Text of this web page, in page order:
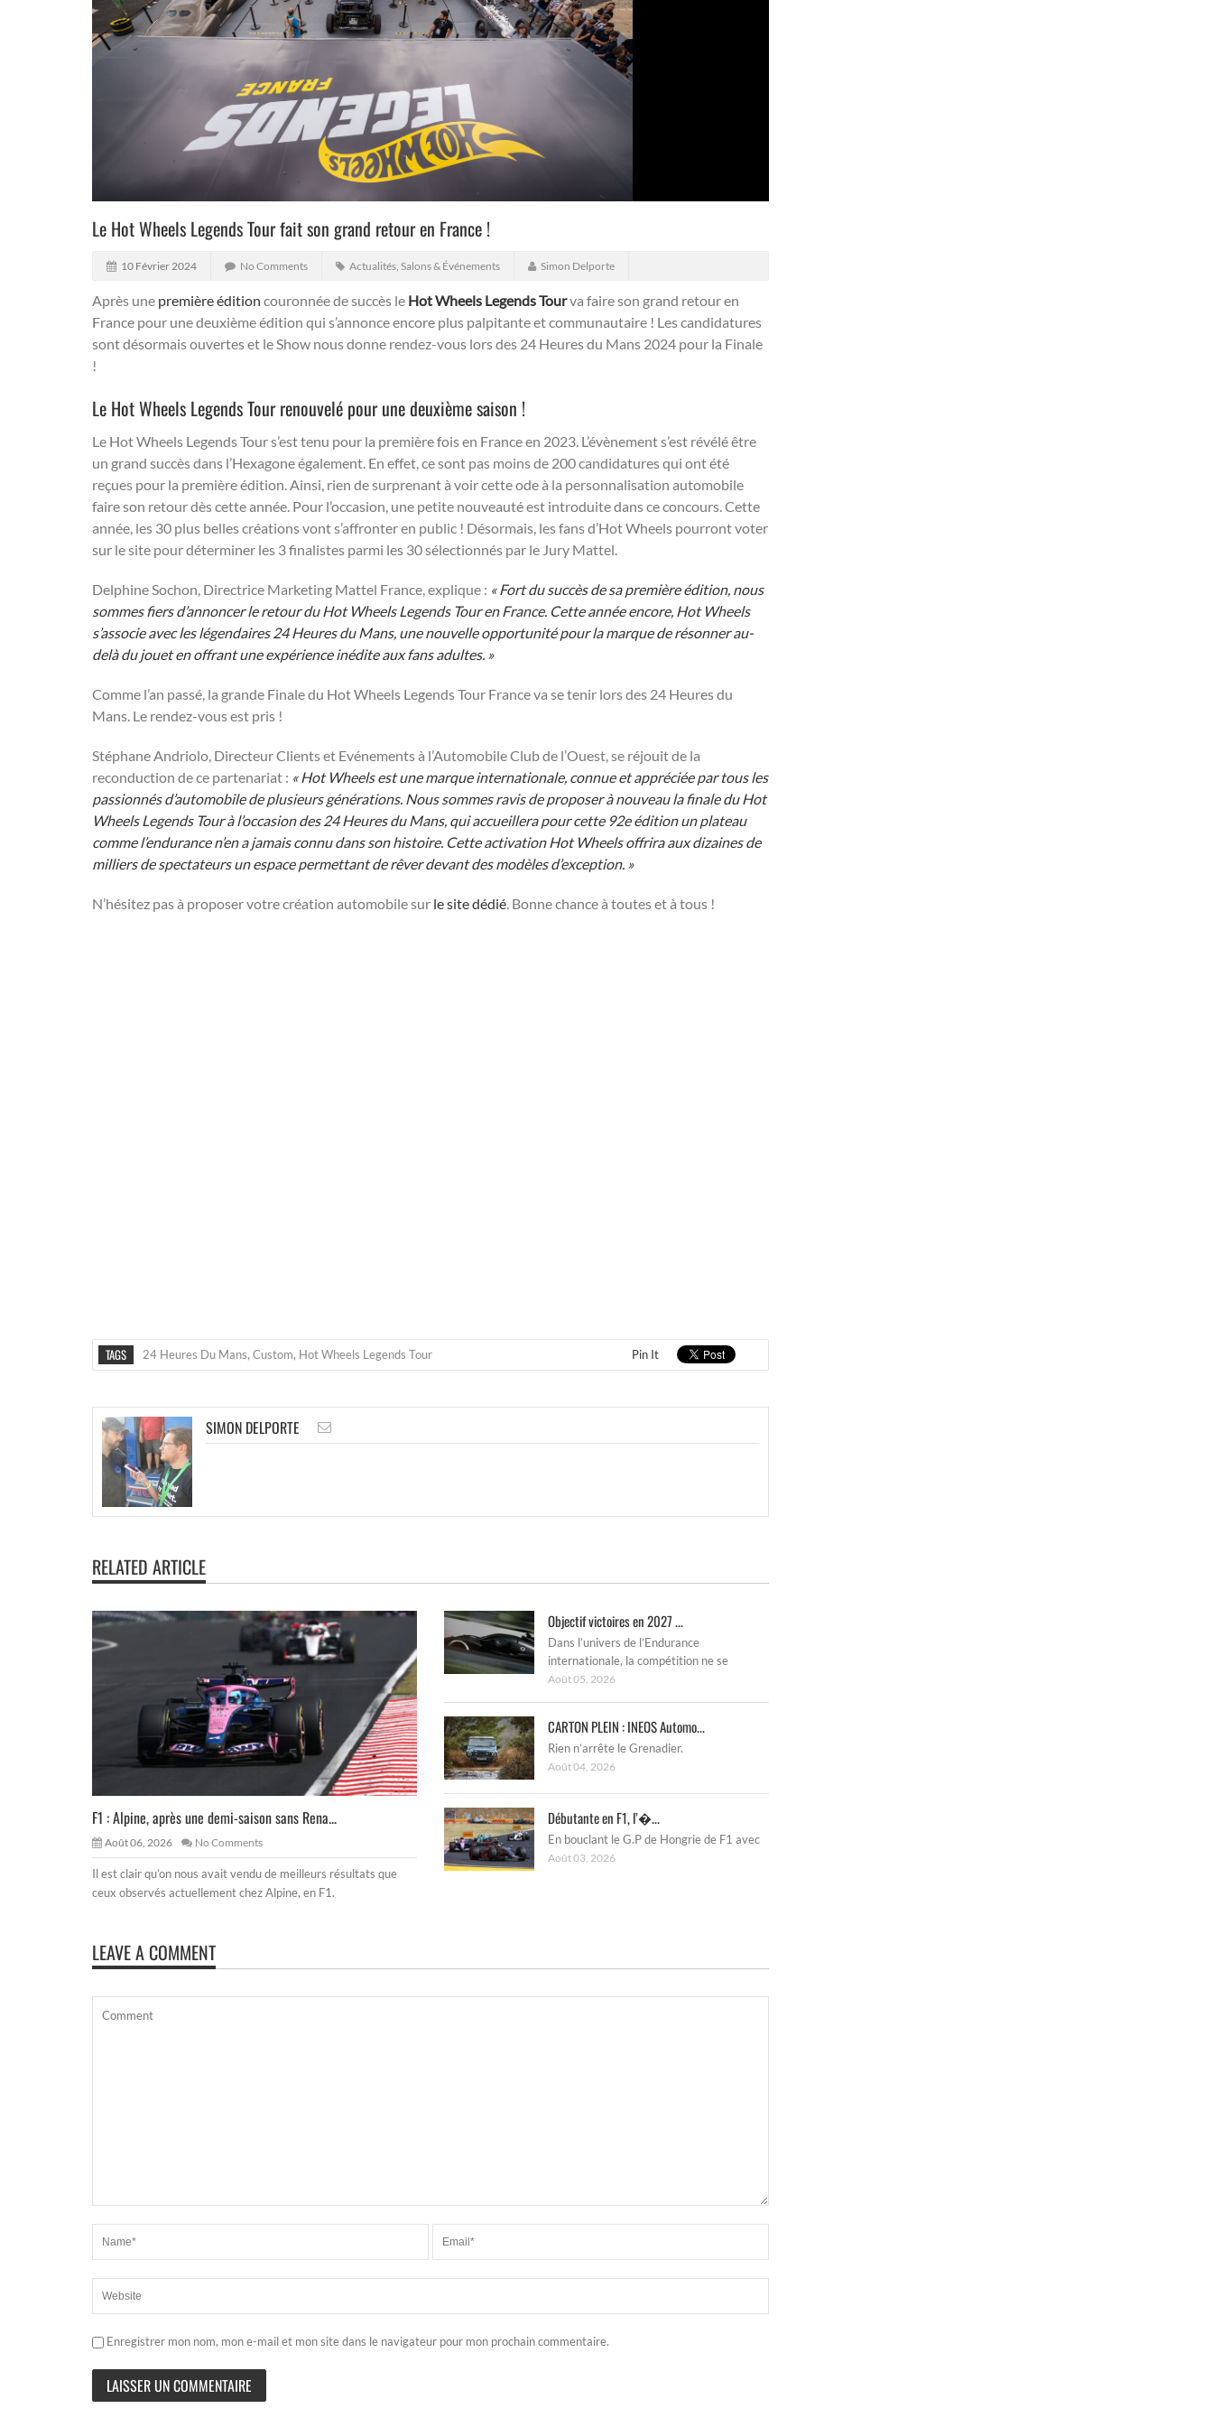
Le Hot Wheels Legends Tour fait son grand retour en France !
10 Février 2024 No Comments Actualités, Salons & Événements Simon Delporte
Après une première édition couronnée de succès le Hot Wheels Legends Tourva faire son grand retour en
France pour une deuxième édition qui s’annonce encore plus palpitante et communautaire ! Les candidatures
sont désormais ouvertes et le Show nous donne rendez-vous lors des 24 Heures du Mans 2024 pour la Finale
!
Le Hot Wheels Legends Tour renouvelé pour une deuxième saison !
Le Hot Wheels Legends Tour s’est tenu pour la première fois en France en 2023. L’évènement s’est révélé être
un grand succès dans l’Hexagone également. En effet, ce sont pas moins de 200 candidatures qui ont été
reçues pour la première édition. Ainsi, rien de surprenant à voir cette ode à la personnalisation automobile
faire son retour dès cette année. Pour l’occasion, une petite nouveauté est introduite dans ce concours. Cette
année, les 30 plus belles créations vont s’affronter en public ! Désormais, les fans d’Hot Wheels pourront voter
sur le site pour déterminer les 3 finalistes parmi les 30 sélectionnés par le Jury Mattel.
Delphine Sochon, Directrice Marketing Mattel France, explique : « Fort du succès de sa première édition, nous
sommes fiers d’annoncer le retour du Hot Wheels Legends Tour en France. Cette année encore, Hot Wheels
s’associe avec les légendaires 24 Heures du Mans, une nouvelle opportunité pour la marque de résonner au-
delà du jouet en offrant une expérience inédite aux fans adultes. »
Comme l’an passé, la grande Finale du Hot Wheels Legends Tour France va se tenir lors des 24 Heures du
Mans. Le rendez-vous est pris !
Stéphane Andriolo, Directeur Clients et Evénements à l’Automobile Club de l’Ouest, se réjouit de la
reconduction de ce partenariat : « Hot Wheels est une marque internationale, connue et appréciée par tous les
passionnés d’automobile de plusieurs générations. Nous sommes ravis de proposer à nouveau la finale du Hot
Wheels Legends Tour à l’occasion des 24 Heures du Mans, qui accueillera pour cette 92e édition un plateau
comme l’endurance n’en a jamais connu dans son histoire. Cette activation Hot Wheels offrira aux dizaines de
milliers de spectateurs un espace permettant de rêver devant des modèles d’exception. »
N’hésitez pas à proposer votre création automobile sur le site dédié. Bonne chance à toutes et à tous !
TAGS 24 Heures Du Mans, Custom, Hot Wheels Legends Tour Pin It
SIMON DELPORTE
RELATED ARTICLE
F1 : Alpine, après une demi-saison sans Rena...
Août 06, 2026 No Comments
Il est clair qu’on nous avait vendu de meilleurs résultats que
ceux observés actuellement chez Alpine, en F1.
Objectif victoires en 2027 ...
Dans l’univers de l’Endurance
internationale, la compétition ne se
Août 05, 2026
CARTON PLEIN : INEOS Automo...
Rien n’arrête le Grenadier.
Août 04, 2026
Débutante en F1, l’�...
En bouclant le G.P de Hongrie de F1 avec
Août 03, 2026
LEAVE A COMMENT
Enregistrer mon nom, mon e-mail et mon site dans le navigateur pour mon prochain commentaire.